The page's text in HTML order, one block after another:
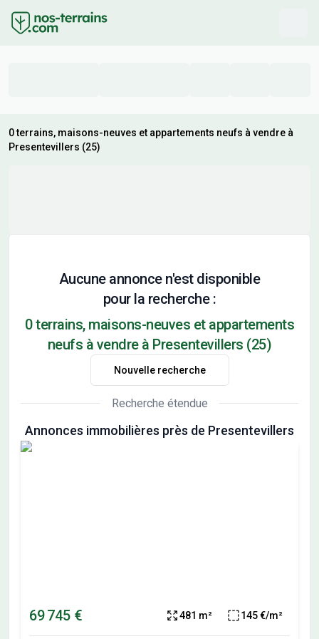
0 terrains, maisons-neuves et appartements neufs à vendre à
Presentevillers (25)
Aucune annonce n'est disponible
pour la recherche :
0 terrains, maisons-neuves et appartements
neufs à vendre à Presentevillers (25)
Nouvelle recherche
Recherche étendue
Annonces immobilières près de Presentevillers
69 745 € 481 m² 145 €/m²